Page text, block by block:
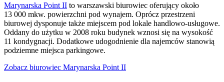
Marynarska Point II to warszawski biurowiec oferujący około
13 000 mkw. powierzchni pod wynajem. Oprócz przestrzeni
biurowej dysponuje także miejscem pod lokale handlowo-usługowe.
Oddany do użytku w 2008 roku budynek wznosi się na wysokość
11 kondygnacji. Dodatkowe udogodnienie dla najemców stanowią
podziemne miejsca parkingowe.
Zobacz biurowiec Marynarska Point II